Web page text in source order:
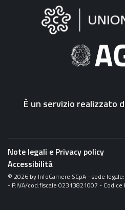
"Fattura
Elettronica"
È un servizio realizzato
Note legali e Privacy policy
Accessibilità
© 2026 by InfoCamere SCpA - sede
- P.IVA/cod.fiscale 02313821007 - Codice